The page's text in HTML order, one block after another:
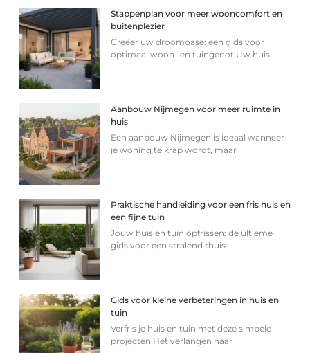
Stappenplan voor meer wooncomfort en
buitenplezier
Creëer uw droomoase: een gids voor
optimaal woon- en tuingenot Uw huis
Aanbouw Nijmegen voor meer ruimte in
huis
Een aanbouw Nijmegen is ideaal wanneer
je woning te krap wordt, maar
Praktische handleiding voor een fris huis en
een fijne tuin
Jouw huis en tuin opfrissen: de ultieme
gids voor een stralend thuis
Gids voor kleine verbeteringen in huis en
tuin
Verfris je huis en tuin met deze simpele
projecten Het verlangen naar